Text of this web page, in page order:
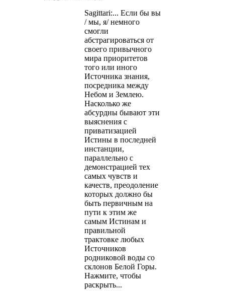
Sagittari:... Если бы вы
/ мы, я/ немного
смогли
абстрагироваться от
своего привычного
мира приоритетов
того или иного
Источника знания,
посредника между
Небом и Землею.
Насколько же
абсурдны бывают эти
выяснения с
приватизацией
Истины в последней
инстанции,
параллельно с
демонстрацией тех
самых чувств и
качеств, преодоление
которых должно бы
быть первичным на
пути к этим же
самым Истинам и
правильной
трактовке любых
Источников
родниковой воды со
склонов Белой Горы.
Нажмите, чтобы
раскрыть...